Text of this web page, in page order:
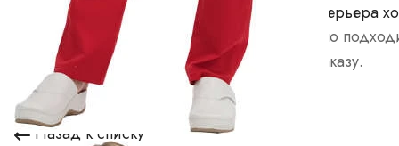
Брендирование изделий -
вышивка
Услуги по вышивке логотипов
на текстильных изделиях
Дизайн интерьера
Ответственно
каждому заказу.
Назад к списку